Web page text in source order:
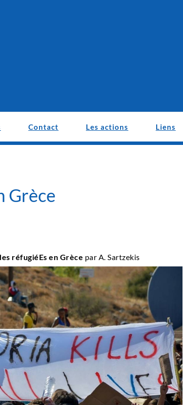
Contact Les actions Liens
Grèce
réfugiéEs en Grèce par A. Sartzekis